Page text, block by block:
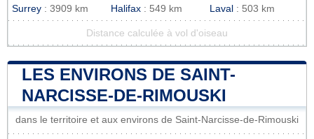
Surrey : 3909 km Halifax : 549 km Laval : 503 km
Distance calculée à vol d'oiseau
LES ENVIRONS DE SAINT-
NARCISSE-DE-RIMOUSKI
dans le territoire et aux environs de Saint-Narcisse-de-Rimouski